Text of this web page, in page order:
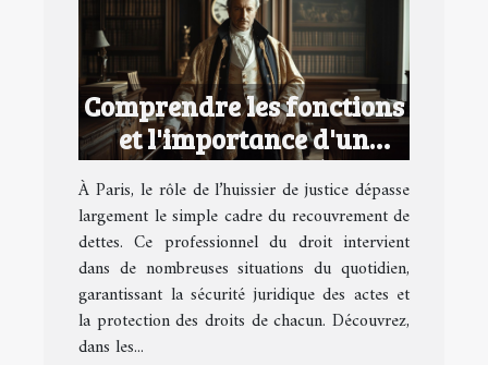
Comprendre les fonctions
et l'importance d'un
huissier de justice à Paris
À Paris, le rôle de l’huissier de justice dépasse
largement le simple cadre du recouvrement de
dettes. Ce professionnel du droit intervient
dans de nombreuses situations du quotidien,
garantissant la sécurité juridique des actes et
la protection des droits de chacun. Découvrez,
dans les...